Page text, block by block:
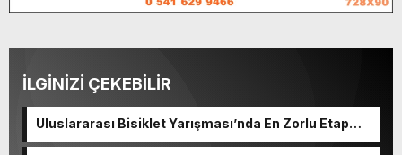
İLGİNİZİ ÇEKEBİLİR
Uluslararası Bisiklet Yarışması’nda En Zorlu Etap